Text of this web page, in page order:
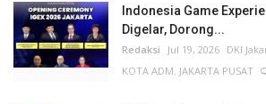
Indonesia Game
Digelar, Dorong...
Redaksi Jul 19, 2026 DKI
KOTA ADM. JAKARTA PUSAT